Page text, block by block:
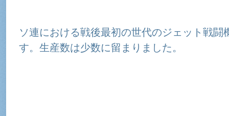
ソ連における戦後最初の世代のジェット戦闘
す。生産数は少数に留まりました。